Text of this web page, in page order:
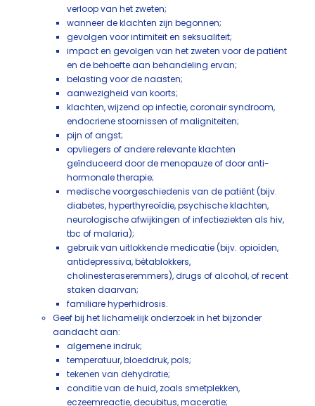
verloop van het zweten;
wanneer de klachten zijn begonnen;
gevolgen voor intimiteit en seksualiteit;
impact en gevolgen van het zweten voor de patiënt
en de behoefte aan behandeling ervan;
belasting voor de naasten;
aanwezigheid van koorts;
klachten, wijzend op infectie, coronair syndroom,
endocriene stoornissen of maligniteiten;
pijn of angst;
opvliegers of andere relevante klachten
geïnduceerd door de menopauze of door anti-
hormonale therapie;
medische voorgeschiedenis van de patiënt (bijv.
diabetes, hyperthyreoïdie, psychische klachten,
neurologische afwijkingen of infectieziekten als hiv,
tbc of malaria);
gebruik van uitlokkende medicatie (bijv. opioïden,
antidepressiva, bètablokkers,
cholinesteraseremmers), drugs of alcohol, of recent
staken daarvan;
familiare hyperhidrosis.
​​​​​Geef bij het lichamelijk onderzoek in het bijzonder
aandacht aan:
algemene indruk;
temperatuur, bloeddruk, pols;
tekenen van dehydratie;
conditie van de huid, zoals smetplekken,
eczeemreactie, decubitus, maceratie;